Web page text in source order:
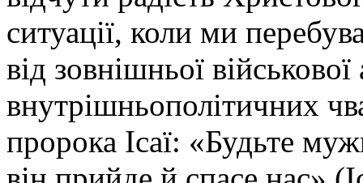
ситуації, коли ми
від зовнішньої військової
внутрішньополітичних
пророка Ісаї: «Будьте